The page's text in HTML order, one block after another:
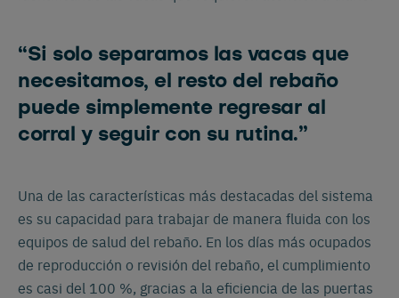
“Si solo separamos las vacas que
necesitamos, el resto del rebaño
puede simplemente regresar al
corral y seguir con su rutina.”
Una de las características más destacadas del sistema
es su capacidad para trabajar de manera fluida con los
equipos de salud del rebaño. En los días más ocupados
de reproducción o revisión del rebaño, el cumplimiento
es casi del 100 %, gracias a la eficiencia de las puertas